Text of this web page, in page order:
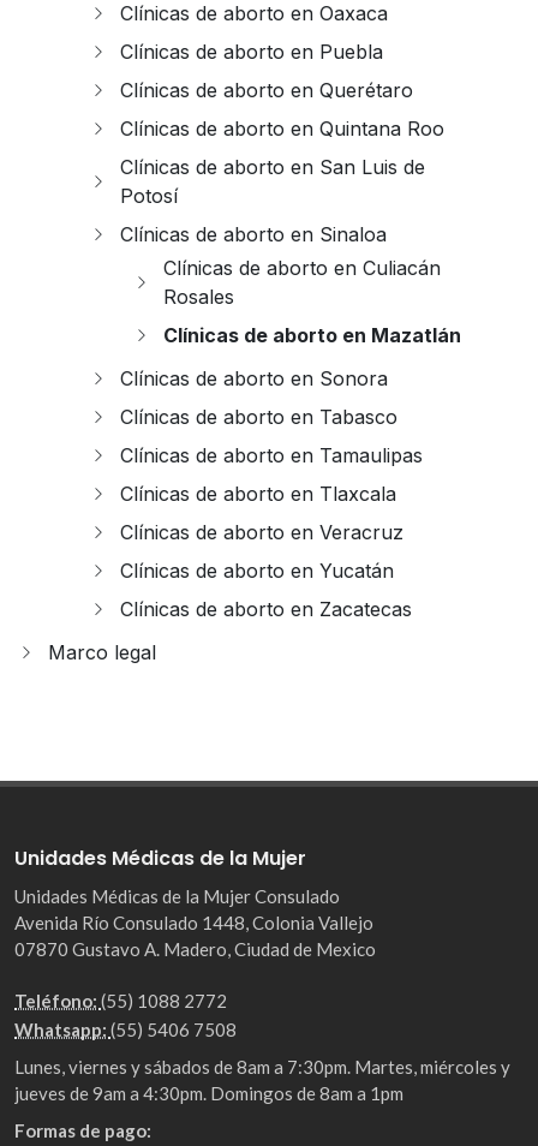
Clínicas de aborto en Oaxaca
Clínicas de aborto en Puebla
Clínicas de aborto en Querétaro
Clínicas de aborto en Quintana Roo
Clínicas de aborto en San Luis de
Potosí
Clínicas de aborto en Sinaloa
Clínicas de aborto en Culiacán
Rosales
Clínicas de aborto en Mazatlán
Clínicas de aborto en Sonora
Clínicas de aborto en Tabasco
Clínicas de aborto en Tamaulipas
Clínicas de aborto en Tlaxcala
Clínicas de aborto en Veracruz
Clínicas de aborto en Yucatán
Clínicas de aborto en Zacatecas
Marco legal
Unidades Médicas de la Mujer
Unidades Médicas de la Mujer Consulado
Avenida Río Consulado 1448, Colonia Vallejo
07870 Gustavo A. Madero, Ciudad de Mexico
Teléfono: (55) 1088 2772
Whatsapp: (55) 5406 7508
Lunes, viernes y sábados de 8am a 7:30pm. Martes, miércoles y
jueves de 9am a 4:30pm. Domingos de 8am a 1pm
Formas de pago: